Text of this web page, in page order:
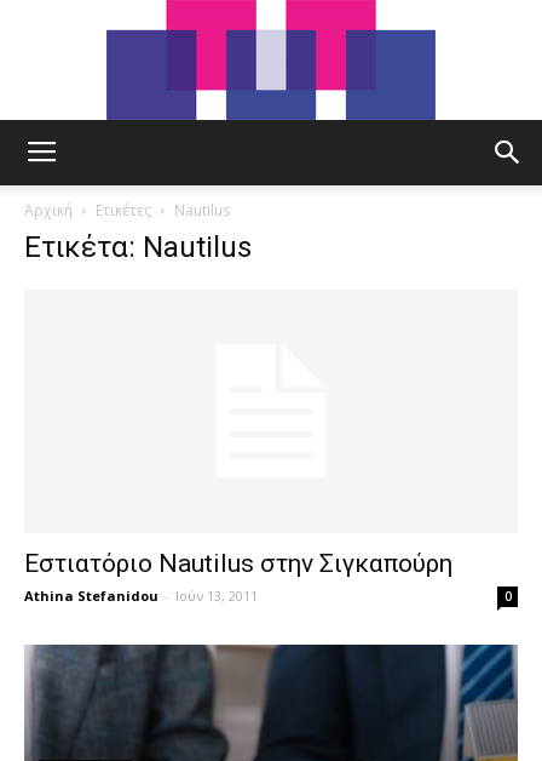
Αρχική Ετικέτες Nautilus
Ετικέτα: Nautilus
Εστιατόριο Nautilus στην Σιγκαπούρη
Athina Stefanidou - Ιούν 13, 2011 0